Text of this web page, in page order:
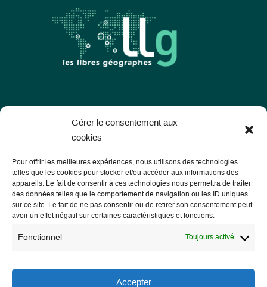
Gérer le consentement aux
cookies
Pour offrir les meilleures expériences, nous utilisons des technologies
telles que les cookies pour stocker et/ou accéder aux informations des
appareils. Le fait de consentir à ces technologies nous permettra de traiter
des données telles que le comportement de navigation ou les ID uniques
sur ce site. Le fait de ne pas consentir ou de retirer son consentement peut
avoir un effet négatif sur certaines caractéristiques et fonctions.
Fonctionnel Toujours activé
Accepter
Les Libres Géographes
56000 Vannes
— Nous contacter